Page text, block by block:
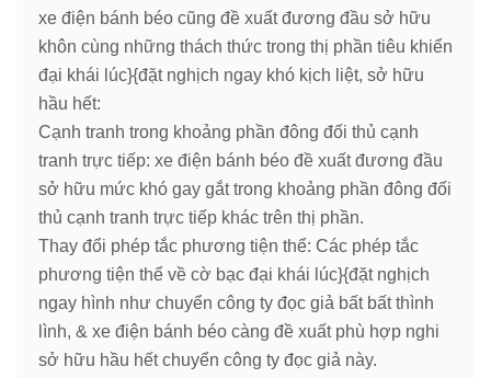
xe điện bánh béo cũng đề xuất đương đầu sở hữu
khôn cùng những thách thức trong thị phần tiêu khiển
đại khái lúc}{đặt nghịch ngay khó kịch liệt, sở hữu
hầu hết:
Cạnh tranh trong khoảng phần đông đối thủ cạnh
tranh trực tiếp: xe điện bánh béo đề xuất đương đầu
sở hữu mức khó gay gắt trong khoảng phần đông đối
thủ cạnh tranh trực tiếp khác trên thị phần.
Thay đổi phép tắc phương tiện thể: Các phép tắc
phương tiện thể về cờ bạc đại khái lúc}{đặt nghịch
ngay hình như chuyển công ty đọc giả bất bất thình
lình, & xe điện bánh béo càng đề xuất phù hợp nghi
sở hữu hầu hết chuyển công ty đọc giả này.